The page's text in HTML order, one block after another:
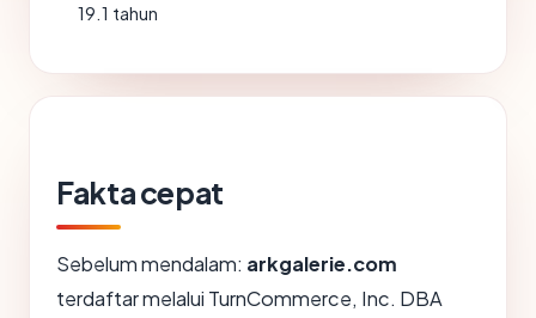
19.1 tahun
Fakta cepat
Sebelum mendalam: arkgalerie.com
terdaftar melalui TurnCommerce, Inc. DBA